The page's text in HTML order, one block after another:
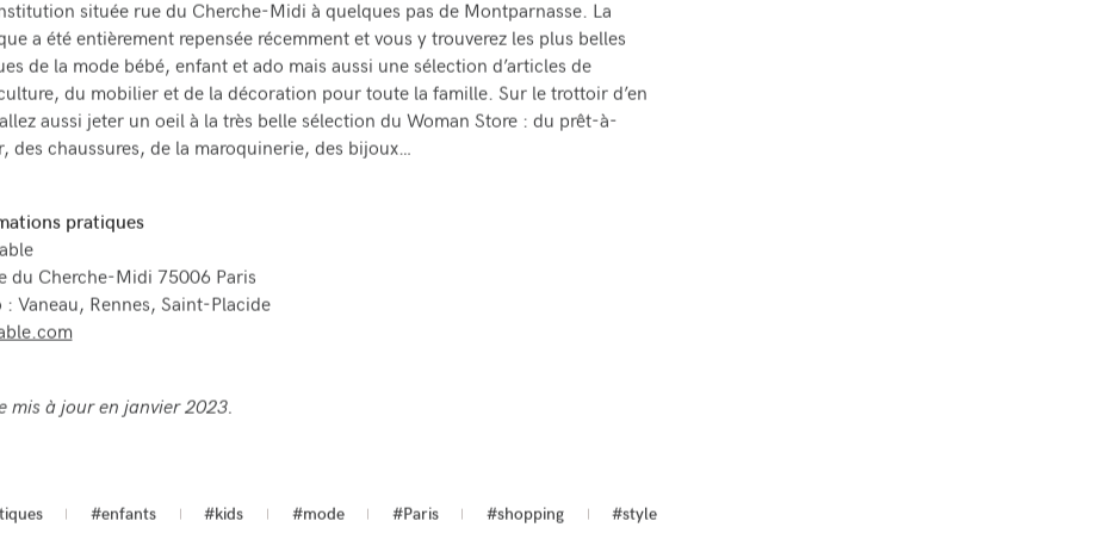
située rue du Cherche-Midi à quelques pas de Montparnasse. La
a été entièrement repensée récemment et vous y trouverez les plus belles
de la mode bébé, enfant et ado mais aussi une sélection d’articles de
du mobilier et de la décoration pour toute la famille. Sur le trottoir d’en
aussi jeter un oeil à la très belle sélection du Woman Store : du prêt-à-
des chaussures, de la maroquinerie, des bijoux…
pratiques
du Cherche-Midi 75006 Paris
: Vaneau, Rennes, Saint-Placide
mis à jour en janvier 2023.
#enfants #kids #mode #Paris #shopping #style